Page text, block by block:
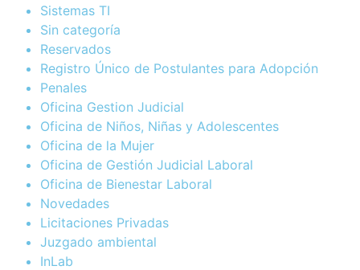
Sistemas TI
Sin categoría
Reservados
Registro Único de Postulantes para Adopción
Penales
Oficina Gestion Judicial
Oficina de Niños, Niñas y Adolescentes
Oficina de la Mujer
Oficina de Gestión Judicial Laboral
Oficina de Bienestar Laboral
Novedades
Licitaciones Privadas
Juzgado ambiental
InLab